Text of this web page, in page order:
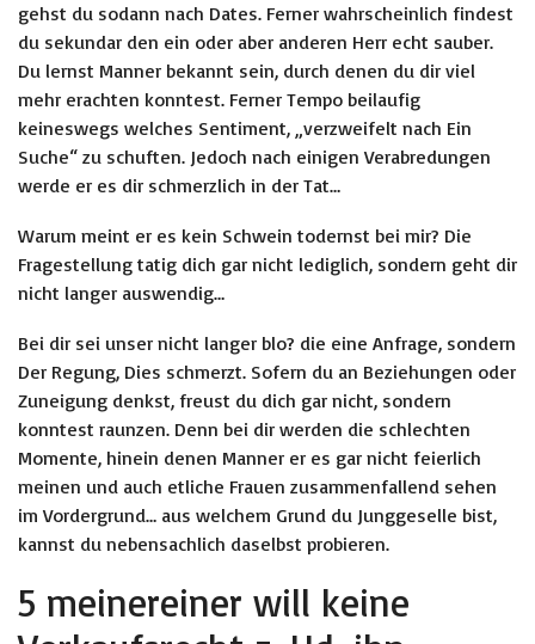
gehst du sodann nach Dates. Ferner wahrscheinlich findest
du sekundar den ein oder aber anderen Herr echt sauber.
Du lernst Manner bekannt sein, durch denen du dir viel
mehr erachten konntest. Ferner Tempo beilaufig
keineswegs welches Sentiment, „verzweifelt nach Ein
Suche“ zu schuften. Jedoch nach einigen Verabredungen
werde er es dir schmerzlich in der Tat…
Warum meint er es kein Schwein todernst bei mir? Die
Fragestellung tatig dich gar nicht lediglich, sondern geht dir
nicht langer auswendig…
Bei dir sei unser nicht langer blo? die eine Anfrage, sondern
Der Regung, Dies schmerzt. Sofern du an Beziehungen oder
Zuneigung denkst, freust du dich gar nicht, sondern
konntest raunzen. Denn bei dir werden die schlechten
Momente, hinein denen Manner er es gar nicht feierlich
meinen und auch etliche Frauen zusammenfallend sehen
im Vordergrund… aus welchem Grund du Junggeselle bist,
kannst du nebensachlich daselbst probieren.
5 meinereiner will keine